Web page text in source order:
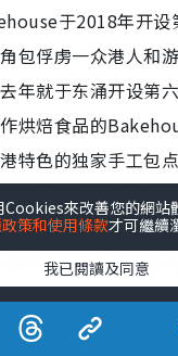
于2018年开设
包俘虏一众港人和
年就于东涌开设第
烘焙食品的
特色的独家手工包
籽卷，同时推出提拉
括：洛神花柠檬梳
打，以及蜜桃伯爵气
來改善您的網站
策和使用條款才可繼續
我已閱讀及同意